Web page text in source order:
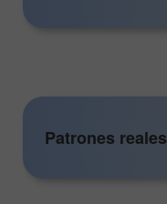
Patrones reales